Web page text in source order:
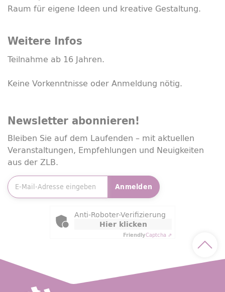
Raum für eigene Ideen und kreative Gestaltung.
Weitere Infos
Teilnahme ab 16 Jahren.
Keine Vorkenntnisse oder Anmeldung nötig.
Newsletter abonnieren!
Bleiben Sie auf dem Laufenden – mit aktuellen
Veranstaltungen, Empfehlungen und Neuigkeiten
aus der ZLB.
Anmelden
Friendly Captcha
Anti-Roboter-Verifizierung
Hier klicken
FriendlyCaptcha ⇗